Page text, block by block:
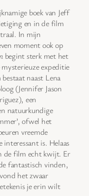
boek van Jeff
en in de film
In mijn
moment ook op
begint sterk met het
expeditie
naast Lena
(Jennifer Jason
een
natuurkundige
ofwel het
vreemde
is. Helaas
de film echt kwijt. Er
fantastisch vinden,
het zwaar
je erin wilt